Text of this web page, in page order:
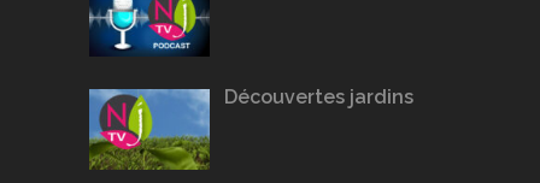
Découvertes jardins